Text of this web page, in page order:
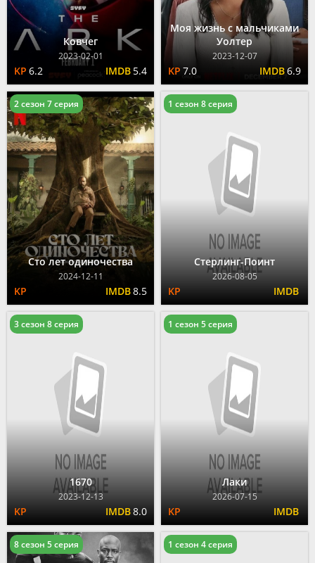
Ковчег
2023-02-01
6.2 5.4
Моя жизнь с мальчиками
Уолтер
2023-12-07
7.0 6.9
Сто лет одиночества
2024-12-11
8.5
2 сезон 7 серия
Стерлинг-Поинт
2026-08-05
1 сезон 8 серия
1670
2023-12-13
8.0
3 сезон 8 серия
Лаки
2026-07-15
1 сезон 5 серия
8 сезон 5 серия 1 сезон 4 серия